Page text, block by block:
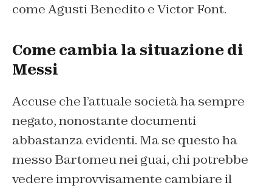
come Agusti Benedito e Victor Font.
Come cambia la situazione di
Messi
Accuse che l’attuale società ha sempre
negato, nonostante documenti
abbastanza evidenti. Ma se questo ha
messo Bartomeu nei guai, chi potrebbe
vedere improvvisamente cambiare il